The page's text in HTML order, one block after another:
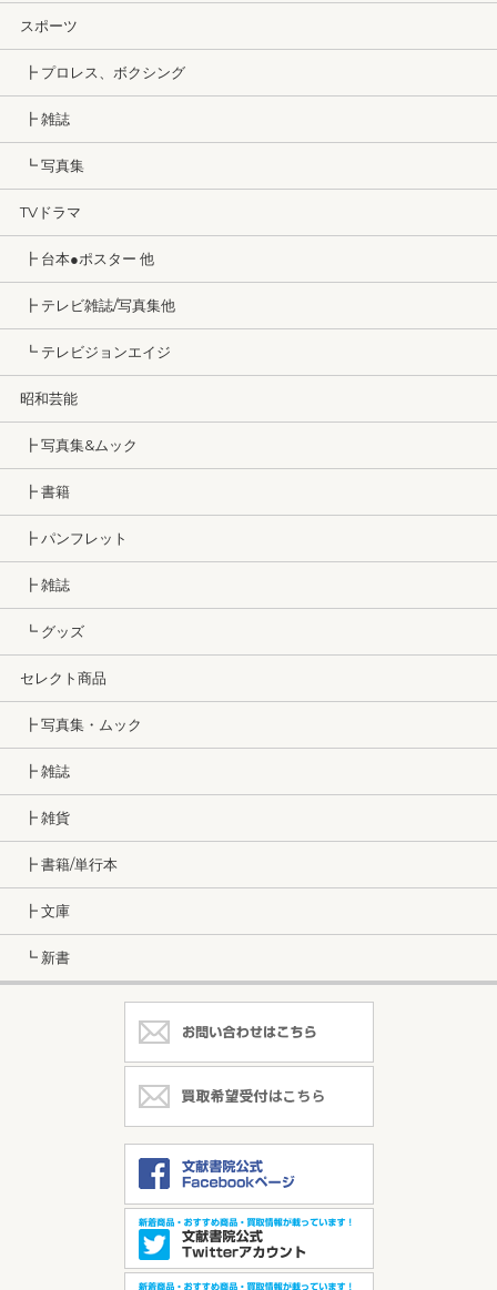
スポーツ
┣ プロレス、ボクシング
┣ 雑誌
┗ 写真集
TVドラマ
┣ 台本●ポスター 他
┣ テレビ雑誌/写真集他
┗ テレビジョンエイジ
昭和芸能
┣ 写真集&ムック
┣ 書籍
┣ パンフレット
┣ 雑誌
┗ グッズ
セレクト商品
┣ 写真集・ムック
┣ 雑誌
┣ 雑貨
┣ 書籍/単行本
┣ 文庫
┗ 新書